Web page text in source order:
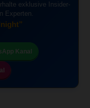
exklusive Insider-
Experten.
Kanal